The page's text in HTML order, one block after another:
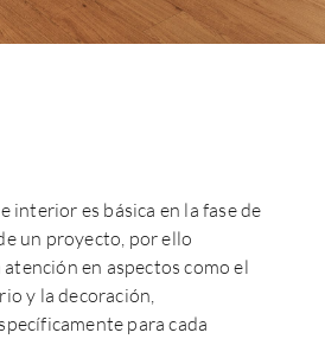
interior es básica en la fase de
un proyecto, por ello
en aspectos como el
y la decoración,
para cada